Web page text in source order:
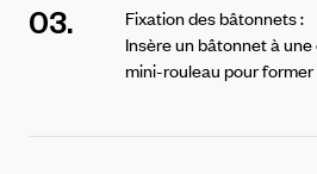
03.
Fixation des bâtonnets :
Insère un bâtonnet à
mini-rouleau pour